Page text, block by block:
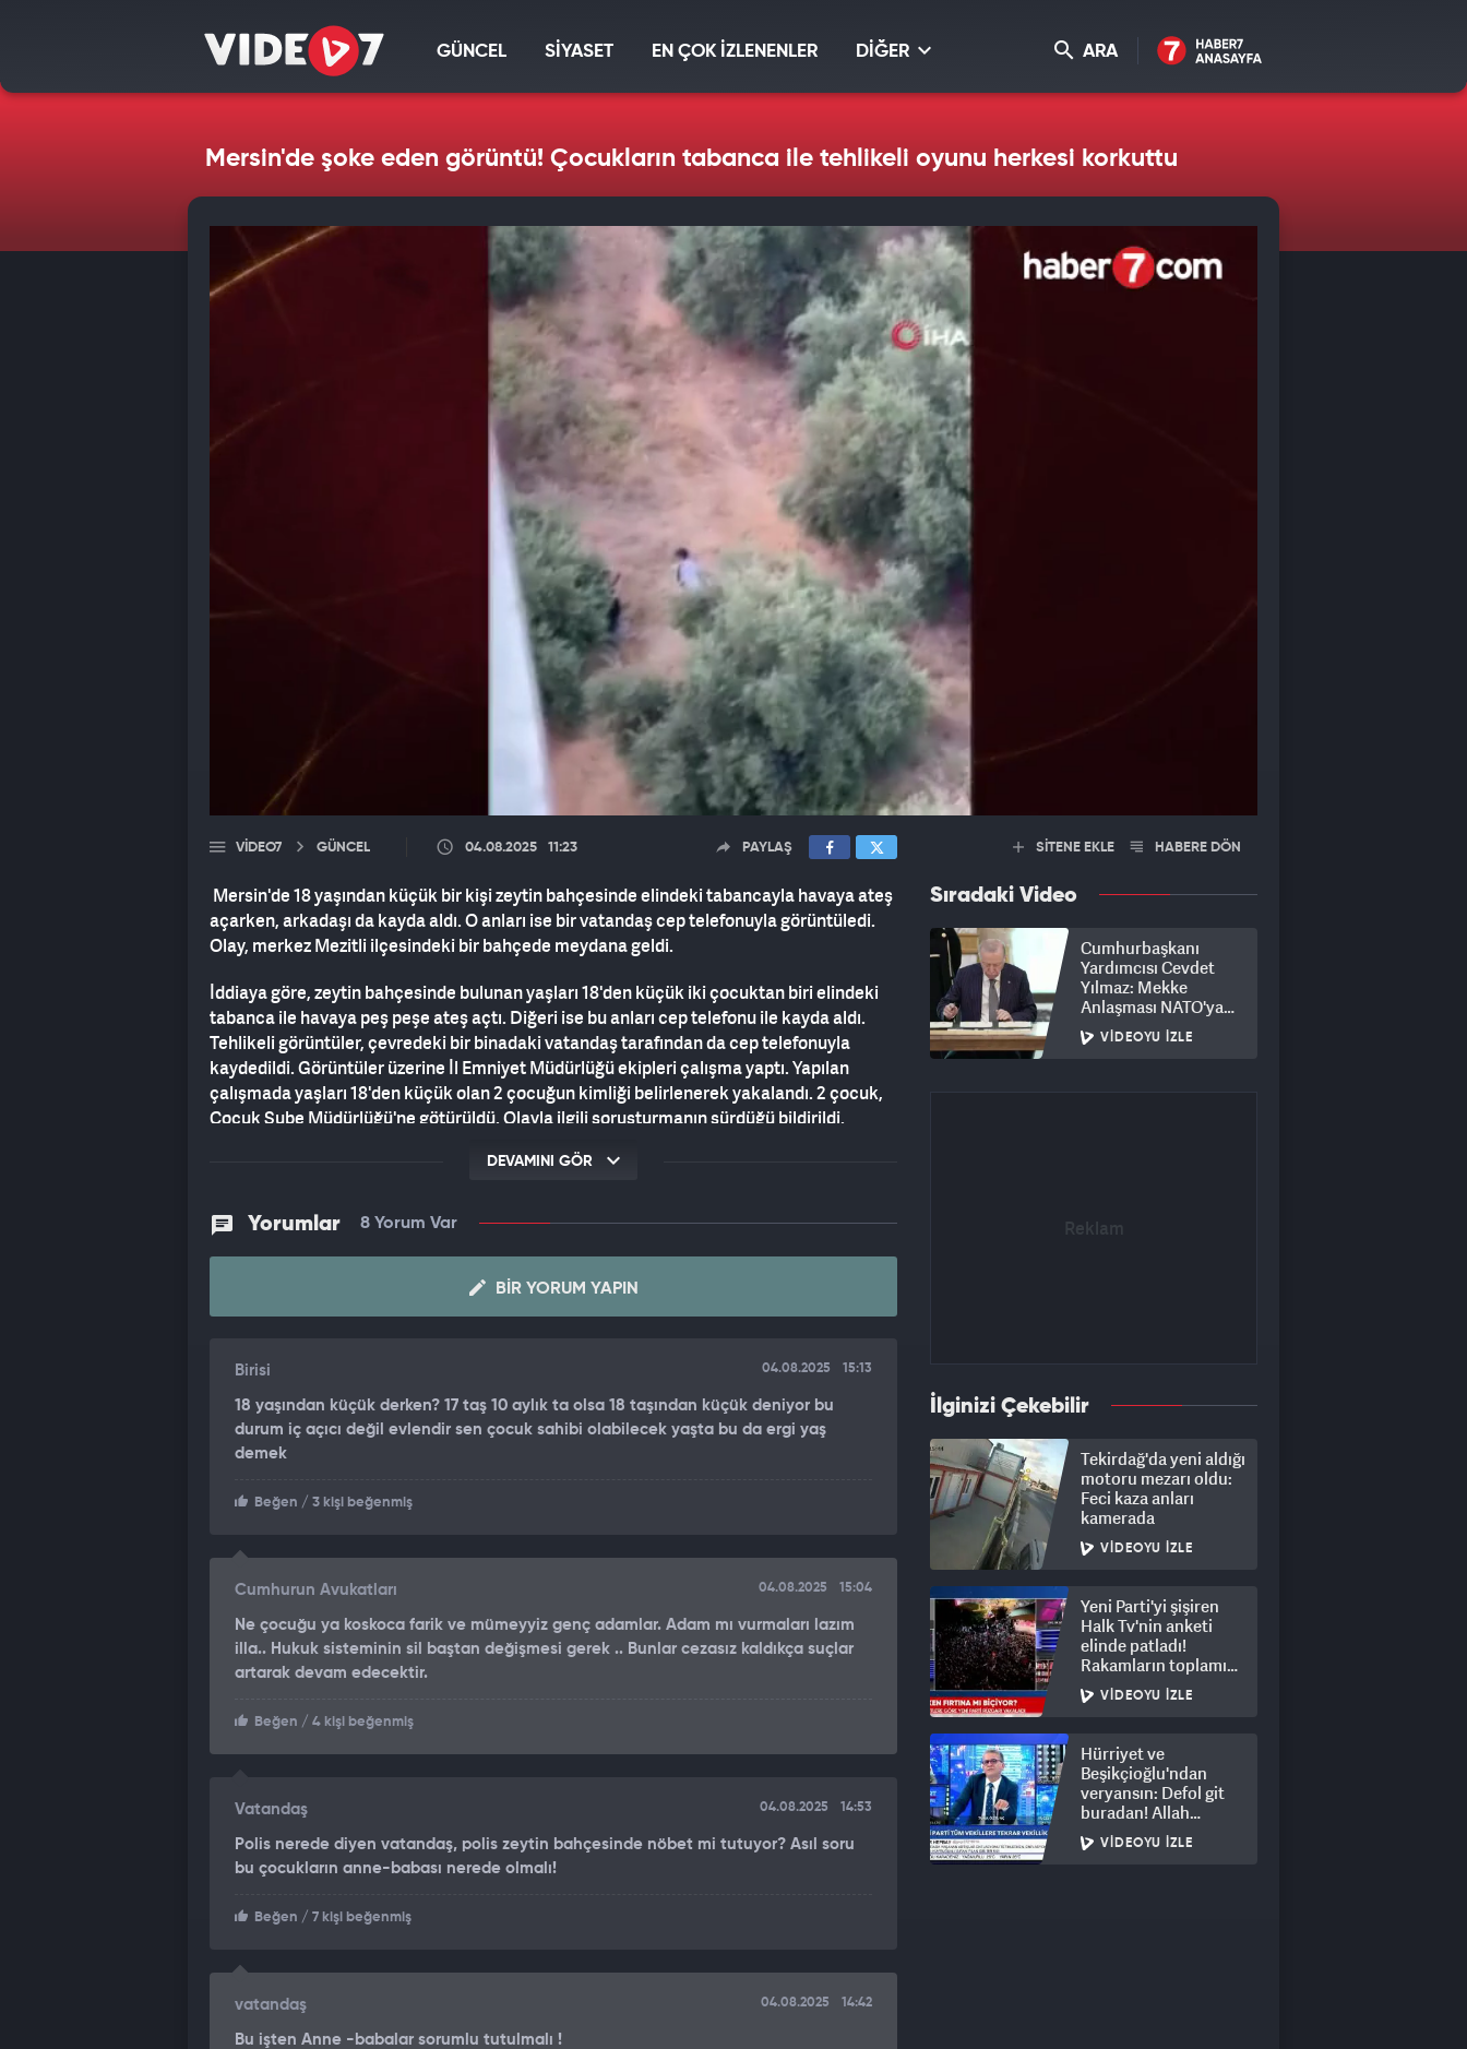
GÜNCEL SİYASET EN ÇOK İZLENENLER DİĞER ARA
Mersin'de şoke eden görüntü! Çocukların tabanca ile tehlikeli oyunu herkesi korkuttu
VIDEO7 GÜNCEL 04.08.2025 11:23 PAYLAŞ
Mersin'de 18 yaşından küçük bir kişi zeytin bahçesinde elindeki tabancayla havaya ateş
açarken, arkadaşı da kayda aldı. O anları ise bir vatandaş cep telefonuyla görüntüledi.
Olay, merkez Mezitli ilçesindeki bir bahçede meydana geldi.
İddiaya göre, zeytin bahçesinde bulunan yaşları 18'den küçük iki çocuktan biri elindeki
tabanca ile havaya peş peşe ateş açtı. Diğeri ise bu anları cep telefonu ile kayda aldı.
Tehlikeli görüntüler, çevredeki bir binadaki vatandaş tarafından da cep telefonuyla
kaydedildi. Görüntüler üzerine İl Emniyet Müdürlüğü ekipleri çalışma yaptı. Yapılan
çalışmada yaşları 18'den küçük olan 2 çocuğun kimliği belirlenerek yakalandı. 2 çocuk,
Çocuk Şube Müdürlüğü'ne götürüldü. Olayla ilgili soruşturmanın sürdüğü bildirildi.
DEVAMINI GÖR
Yorumlar 8 Yorum Var
BIR YORUM YAPIN
Birisi 04.08.2025 15:13
18 yaşından küçük derken? 17 taş 10 aylık ta olsa 18 taşından küçük deniyor bu
durum iç açıcı değil evlendir sen çocuk sahibi olabilecek yaşta bu da ergi yaş
demek
Beğen / 3 kişi beğenmiş
Cumhurun Avukatları 04.08.2025 15:04
Ne çocuğu ya koskoca farik ve mümeyyiz genç adamlar. Adam mı vurmaları lazım
illa.. Hukuk sisteminin sil baştan değişmesi gerek .. Bunlar cezasız kaldıkça suçlar
artarak devam edecektir.
Beğen / 4 kişi beğenmiş
Vatandaş 04.08.2025 14:53
Polis nerede diyen vatandaş, polis zeytin bahçesinde nöbet mi tutuyor? Asıl soru
bu çocukların anne-babası nerede olmalı!
Beğen / 7 kişi beğenmiş
vatandaş 04.08.2025 14:42
Bu işten Anne -babalar sorumlu tutulmalı !
SİTENE EKLE HABERE DÖN
Sıradaki Video
Cumhurbaşkanı
Yardımcısı Cevdet
Yılmaz: Mekke
Anlaşması NATO'ya
alternatif bir yapı
değil!VIDEOYU İZLE
İlginizi Çekebilir
Tekirdağ'da yeni aldığı
motoru mezarı oldu:
Feci kaza anları
kamerada
VIDEOYU İZLE
Yeni Parti'yi şişiren
Halk Tv'nin anketi
elinde patladı!
Rakamların toplamı
dalga konusu oldu
VIDEOYU İZLE
Hürriyet ve
Beşikçioğlu'ndan
veryansın: Defol git
buradan! Allah
hepsinin belasını
versin
VIDEOYU İZLE